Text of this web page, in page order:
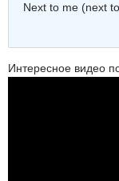
Next to me (next
Интересное видео